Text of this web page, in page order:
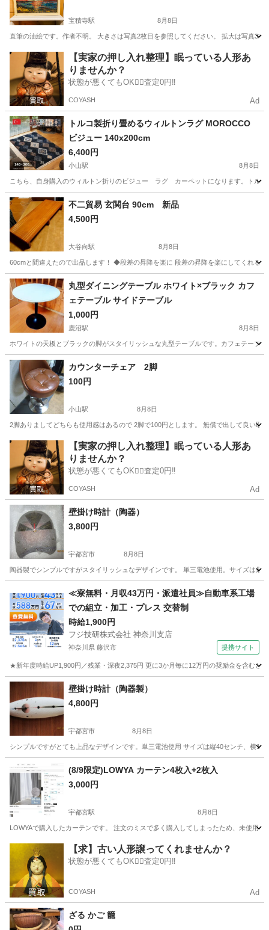
宝積寺駅 8月8日
直筆の油絵です。作者不明。 大きさは写真2枚目を参照してください。 拡大は写真3
栃木 塩谷郡 宝積寺駅 インテリア雑貨/小物 ひび割れ
【実家の押し入れ整理】眠っている人形あ
りませんか？
状態が悪くてもOK🙆‍♀️査定0円‼️
COYASH Ad
トルコ製折り畳めるウィルトンラグ MOROCCO
ビジュー 140x200cm
6,400円
小山駅 8月8日
こちら、自身購入のウィルトン折りのビジュー ラグ カーペットになります。トルコ
栃木 小山市 小山駅 カーペット/マット/ラグ
不二貿易 玄関台 90cm 新品
4,500円
大谷向駅 8月8日
60cmと間違えたので出品します！ ◆段差の昇降を楽に 段差の昇降を楽にしてくれる
栃木 日光市 大谷向駅 その他
丸型ダイニングテーブル ホワイト×ブラック カフ
ェテーブル サイドテーブル
1,000円
鹿沼駅 8月8日
ホワイトの天板とブラックの脚がスタイリッシュな丸型テーブルです。カフェテーブ
栃木 鹿沼市 鹿沼駅 テーブル
カウンターチェア 2脚
100円
小山駅 8月8日
2脚ありましてどちらも使用感はあるので 2脚で100円とします。 無償で出して良い
栃木 小山市 小山駅 家具
【実家の押し入れ整理】眠っている人形あ
りませんか？
状態が悪くてもOK🙆‍♀️査定0円‼️
COYASH Ad
壁掛け時計（陶器）
3,800円
宇都宮市 8月8日
陶器製でシンプルですがスタイリッシュなデザインです。 単三電池使用。サイズは
時計 場所
≪寮無料・月収43万円・派遣社員≫自動車系工場
での組立・加工・プレス 交替制
時給1,900円
フジ技研株式会社 神奈川支店
神奈川県 藤沢市 提携サイト
★新年度時給UP1,900円／残業・深夜2,375円 更に3か月毎に12万円の奨励金を含む
神奈川 藤沢市 その他
壁掛け時計（陶器製）
4,800円
宇都宮市 8月8日
シンプルですがとても上品なデザインです。単三電池使用 サイズは縦40センチ、横
栃木 宇都宮市 時計
(8/9限定)LOWYA カーテン4枚入+2枚入
3,000円
宇都宮駅 8月8日
LOWYAで購入したカーテンです。 注文のミスで多く購入してしまったため、未使用
宇都宮駅 カーテン、ブラインド
【求】古い人形譲ってくれませんか？
状態が悪くてもOK🙆‍♀️査定0円‼️
COYASH Ad
ざる かご 籠